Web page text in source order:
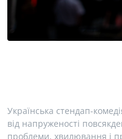
Українська стендап-
від напруженості
проблеми, хвилювання і